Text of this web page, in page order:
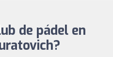
de pádel en